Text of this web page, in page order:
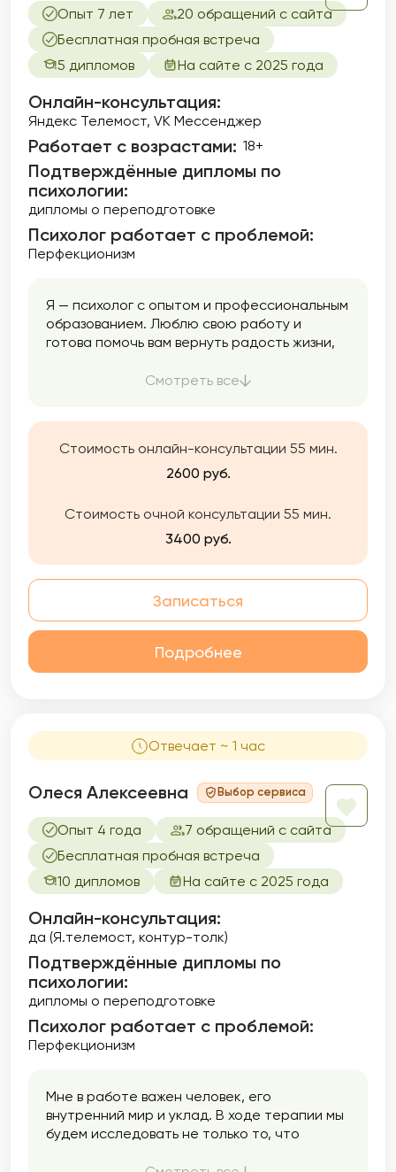
Опыт 7 лет
20 обращений с сайта
Бесплатная пробная встреча
5 дипломов
На сайте с 2025 года
Онлайн-консультация:
Яндекс Телемост, VK Мессенджер
Работает с возрастами: 18+
Подтверждённые дипломы по
психологии:
дипломы о переподготовке
Психолог работает с проблемой:
Перфекционизм
Я — психолог с опытом и профессиональным
образованием. Люблю свою работу и
готова помочь вам вернуть радость жизни,
Смотреть все
Стоимость онлайн-консультации 55 мин.
2600 руб.
Стоимость очной консультации 55 мин.
3400 руб.
Записаться
Подробнее
Отвечает ~ 1 час
Олеся Алексеевна Выбор сервиса
Опыт 4 года
7 обращений с сайта
Бесплатная пробная встреча
10 дипломов
На сайте с 2025 года
Онлайн-консультация:
да (Я.телемост, контур-толк)
Подтверждённые дипломы по
психологии:
дипломы о переподготовке
Психолог работает с проблемой:
Перфекционизм
Мне в работе важен человек, его
внутренний мир и уклад. В ходе терапии мы
будем исследовать не только то, что